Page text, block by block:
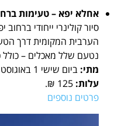
אחלא יפא – טעימות
סיור קולינרי ייחודי
הערבית המקומית דרך
נטעם שלל מאכלים – כולל
מתי: ביום שישי 1 באוגוסט בשעה 10:00
עלות:
פרטים נוספים